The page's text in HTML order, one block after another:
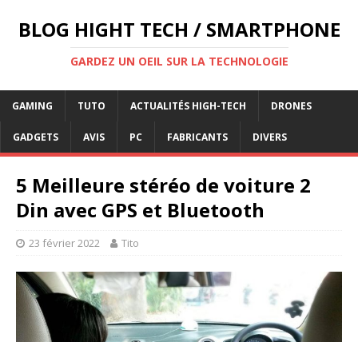
BLOG HIGHT TECH / SMARTPHONE
GARDEZ UN OEIL SUR LA TECHNOLOGIE
GAMING TUTO ACTUALITÉS HIGH-TECH DRONES
GADGETS AVIS PC FABRICANTS DIVERS
5 Meilleure stéréo de voiture 2
Din avec GPS et Bluetooth
23 février 2022 Tito